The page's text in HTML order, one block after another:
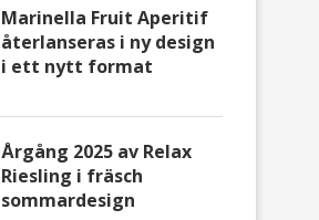
Marinella Fruit Aperitif
återlanseras i ny design
i ett nytt format
Årgång 2025 av Relax
Riesling i fräsch
sommardesign